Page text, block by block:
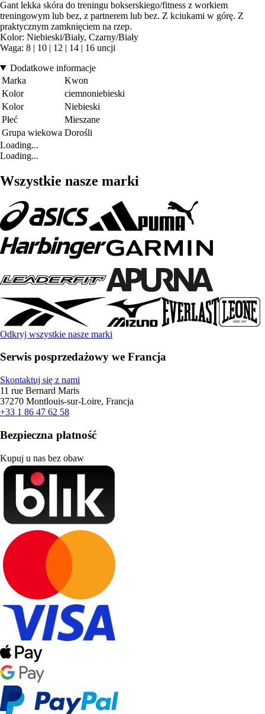
Gant lekka skóra do treningu bokserskiego/fitness z workiem
treningowym lub bez, z partnerem lub bez. Z kciukami w górę. Z
praktycznym zamknięciem na rzep.
Kolor: Niebieski/Biały, Czarny/Biały
Waga: 8 | 10 | 12 | 14 | 16 uncji
Dodatkowe informacje
Marka
Kwon
Kolor
ciemnoniebieski
Kolor
Niebieski
Płeć
Mieszane
Grupa wiekowa Dorośli
Loading...
Loading...
Wszystkie nasze marki
Odkryj wszystkie nasze marki
Serwis posprzedażowy we Francja
Skontaktuj się z nami
11 rue Bernard Maris
37270 Montlouis-sur-Loire, Francja
+33 1 86 47 62 58
Bezpieczna płatność
Kupuj u nas bez obaw